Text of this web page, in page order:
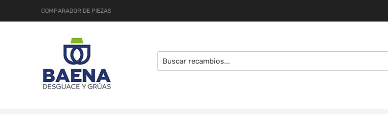
COMPARADOR DE PIEZAS